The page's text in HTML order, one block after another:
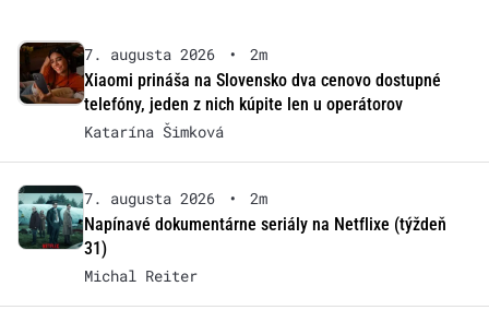
7. augusta 2026 •
2m
Xiaomi prináša na Slovensko dva cenovo dostupné
telefóny, jeden z nich kúpite len u operátorov
Katarína Šimková
7. augusta 2026 •
2m
Napínavé dokumentárne seriály na Netflixe (týždeň
31)
Michal Reiter